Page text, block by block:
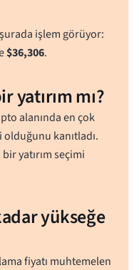
işlem görüyor:
$36,306.
yatırım mı?
alanında en çok
kanıtladı.
yatırım seçimi
yükseğe
fiyatı muhtemelen